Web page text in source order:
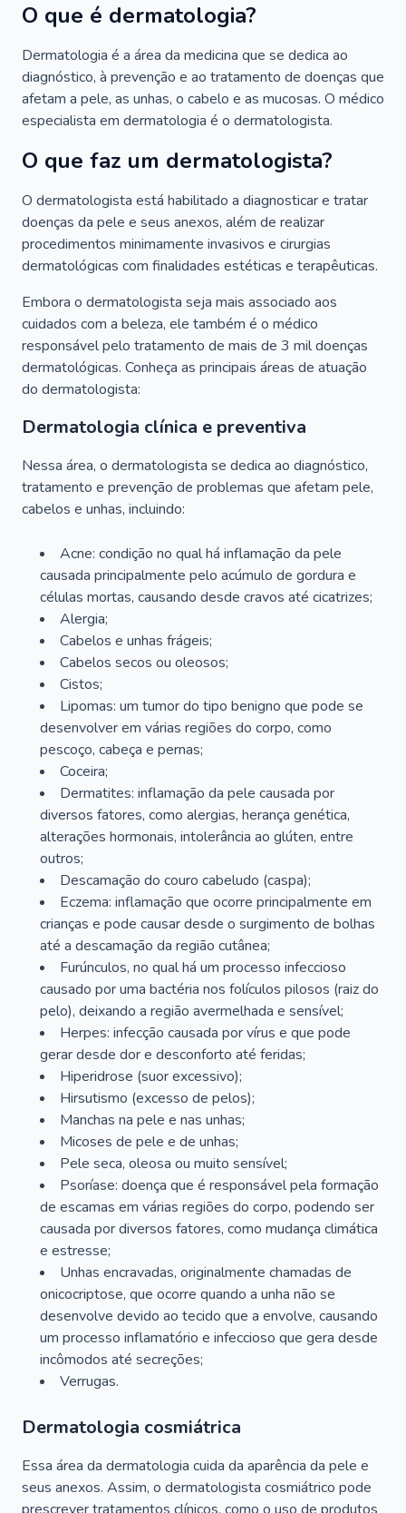
O que é dermatologia?
Dermatologia é a área da medicina que se dedica ao
diagnóstico, à prevenção e ao tratamento de doenças que
afetam a pele, as unhas, o cabelo e as mucosas. O médico
especialista em dermatologia é o dermatologista.
O que faz um dermatologista?
O dermatologista está habilitado a diagnosticar e tratar
doenças da pele e seus anexos, além de realizar
procedimentos minimamente invasivos e cirurgias
dermatológicas com finalidades estéticas e terapêuticas.
Embora o dermatologista seja mais associado aos
cuidados com a beleza, ele também é o médico
responsável pelo tratamento de mais de 3 mil doenças
dermatológicas. Conheça as principais áreas de atuação
do dermatologista:
Dermatologia clínica e preventiva
Nessa área, o dermatologista se dedica ao diagnóstico,
tratamento e prevenção de problemas que afetam pele,
cabelos e unhas, incluindo:
Acne: condição no qual há inflamação da pele
causada principalmente pelo acúmulo de gordura e
células mortas, causando desde cravos até cicatrizes;
Alergia;
Cabelos e unhas frágeis;
Cabelos secos ou oleosos;
Cistos;
Lipomas: um tumor do tipo benigno que pode se
desenvolver em várias regiões do corpo, como
pescoço, cabeça e pernas;
Coceira;
Dermatites: inflamação da pele causada por
diversos fatores, como alergias, herança genética,
alterações hormonais, intolerância ao glúten, entre
outros;
Descamação do couro cabeludo (caspa);
Eczema: inflamação que ocorre principalmente em
crianças e pode causar desde o surgimento de bolhas
até a descamação da região cutânea;
Furúnculos, no qual há um processo infeccioso
causado por uma bactéria nos folículos pilosos (raiz do
pelo), deixando a região avermelhada e sensível;
Herpes: infecção causada por vírus e que pode
gerar desde dor e desconforto até feridas;
Hiperidrose (suor excessivo);
Hirsutismo (excesso de pelos);
Manchas na pele e nas unhas;
Micoses de pele e de unhas;
Pele seca, oleosa ou muito sensível;
Psoríase: doença que é responsável pela formação
de escamas em várias regiões do corpo, podendo ser
causada por diversos fatores, como mudança climática
e estresse;
Unhas encravadas, originalmente chamadas de
onicocriptose, que ocorre quando a unha não se
desenvolve devido ao tecido que a envolve, causando
um processo inflamatório e infeccioso que gera desde
incômodos até secreções;
Verrugas.
Dermatologia cosmiátrica
Essa área da dermatologia cuida da aparência da pele e
seus anexos. Assim, o dermatologista cosmiátrico pode